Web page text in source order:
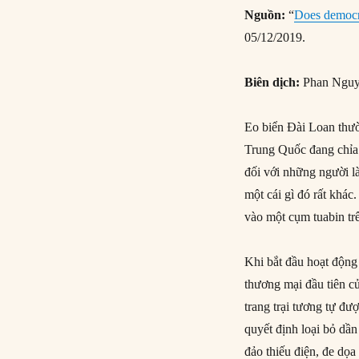
Nguồn:“Does
05/12/2019.
Biên dịch:Phan
Eo biển Đài Loan
Trung Quốc đang
đối với những người
một cái gì đó rất
vào một cụm tuabin
Khi bắt đầu hoạt
thương mại đầu tiên
trang trại tương tự
quyết định loại bỏ
đảo thiếu điện, đe